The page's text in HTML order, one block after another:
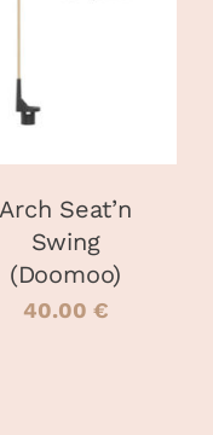
Arch Seat’n
Swing
(Doomoo)
40.00 €